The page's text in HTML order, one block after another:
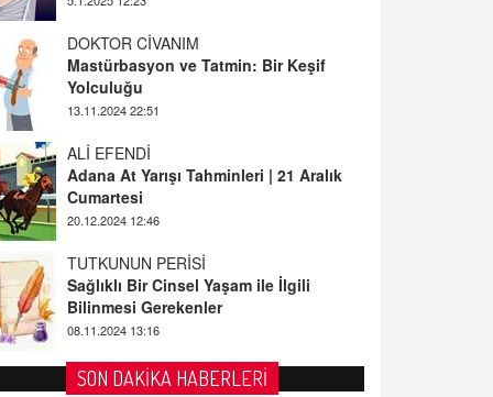
DOKTOR CİVANIM
Mastürbasyon ve Tatmin: Bir Keşif
Yolculuğu
13.11.2024 22:51
ALİ EFENDİ
Adana At Yarışı Tahminleri | 21 Aralık
Cumartesi
TUTKUNUN PERİSİ
Sağlıklı Bir Cinsel Yaşam ile İlgili
Bilinmesi Gerekenler
FARUK ÖNALAN
Tezkere Onaylanmasaydı…
SON DAKİKA HABERLERİ